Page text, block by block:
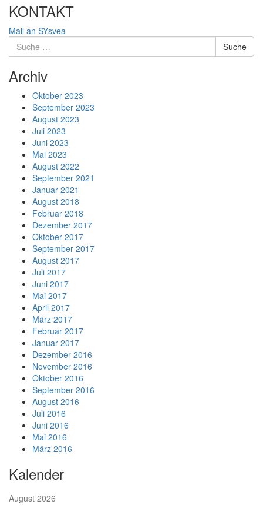
KONTAKT
Mail an SYsvea
Suche
nach:
Suche
Archiv
Oktober 2023
September 2023
August 2023
Juli 2023
Juni 2023
Mai 2023
August 2022
September 2021
Januar 2021
August 2018
Februar 2018
Dezember 2017
Oktober 2017
September 2017
August 2017
Juli 2017
Juni 2017
Mai 2017
April 2017
März 2017
Februar 2017
Januar 2017
Dezember 2016
November 2016
Oktober 2016
September 2016
August 2016
Juli 2016
Juni 2016
Mai 2016
März 2016
Kalender
August 2026